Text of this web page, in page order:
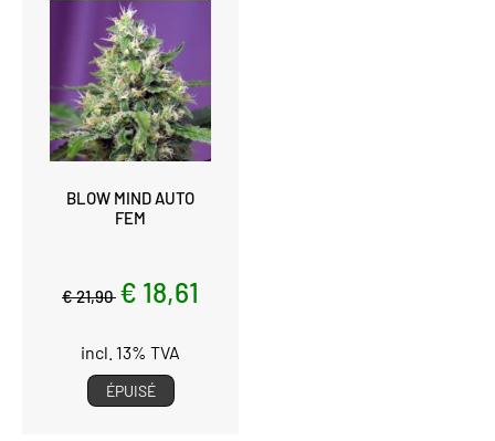
BLOW MIND AUTO
FEM
€ 21,90 € 18,61
incl. 13% TVA
ÉPUISÉ